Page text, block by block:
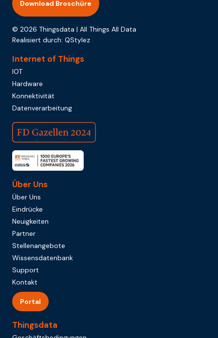
Download Broschüre
© 2026 Thingsdata | All Things All Data
Realisiert durch: QStylez
Internet of Things
IOT
Hardware
Konnektivität
Datenverarbeitung
Über Uns
Über Uns
Eindrücke
Neuigkeiten
Partner
Stellenangebote
Wissensdatenbank
Support
Kontakt
Portal
Thingsdata